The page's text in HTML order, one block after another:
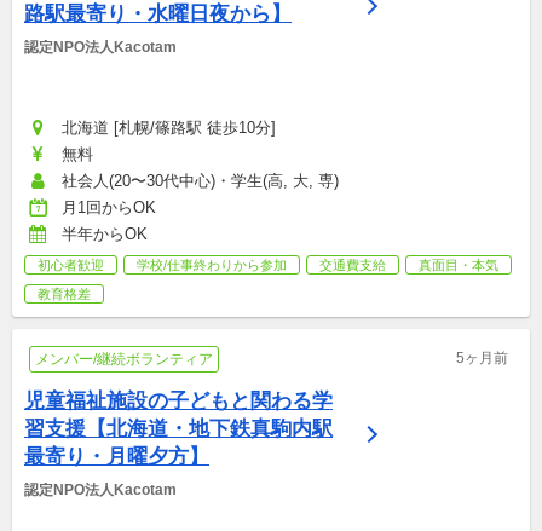
路駅最寄り・水曜日夜から】
認定NPO法人Kacotam
北海道 [札幌/篠路駅 徒歩10分]
無料
社会人(20〜30代中心)・学生(高, 大, 専)
月1回からOK
半年からOK
初心者歓迎 学校/仕事終わりから参加 交通費支給
真面目・本気
教育格差
メンバー/継続ボランティア 5ヶ月前
児童福祉施設の子どもと関わる学
習支援【北海道・地下鉄真駒内駅
最寄り・月曜夕方】
認定NPO法人Kacotam